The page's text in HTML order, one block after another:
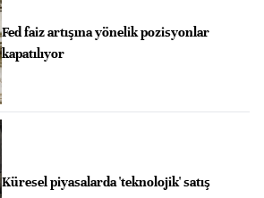
Fed faiz artışına yönelik pozisyonlar
kapatılıyor
Küresel piyasalarda 'teknolojik' satış